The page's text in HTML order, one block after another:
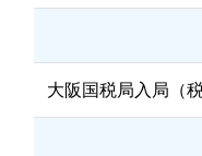
大阪国税局入局（